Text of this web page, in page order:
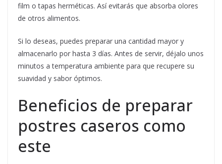
film o tapas herméticas. Así evitarás que absorba olores
de otros alimentos.
Si lo deseas, puedes preparar una cantidad mayor y
almacenarlo por hasta 3 días. Antes de servir, déjalo unos
minutos a temperatura ambiente para que recupere su
suavidad y sabor óptimos.
Beneficios de preparar
postres caseros como
este